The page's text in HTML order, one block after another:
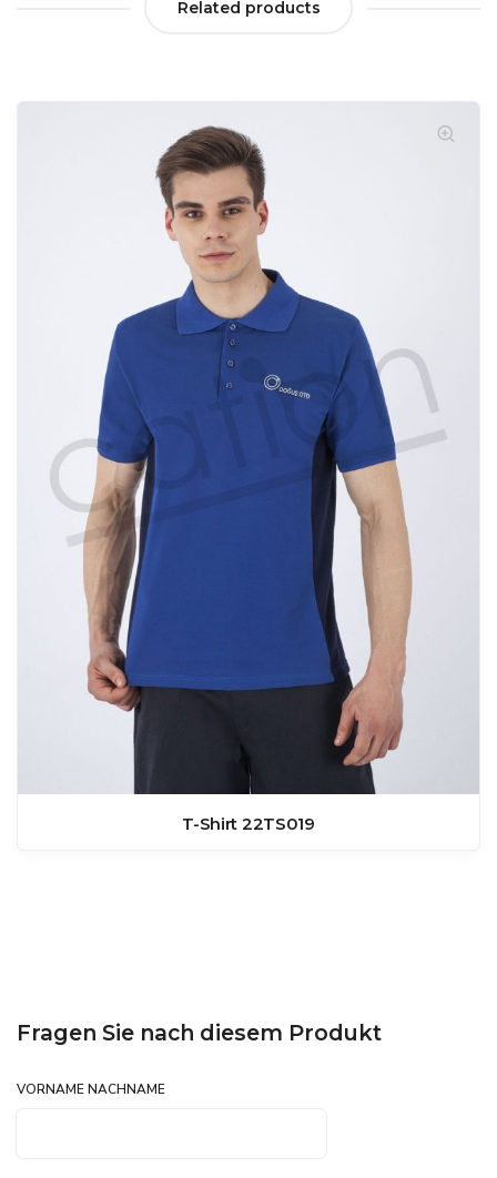
Related products
T-Shirt 22TS019
Fragen Sie nach diesem Produkt
VORNAME NACHNAME